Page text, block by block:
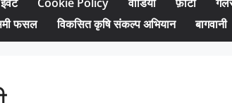
फसल
विकसित कृषि संकल्प अभियान बागवानी